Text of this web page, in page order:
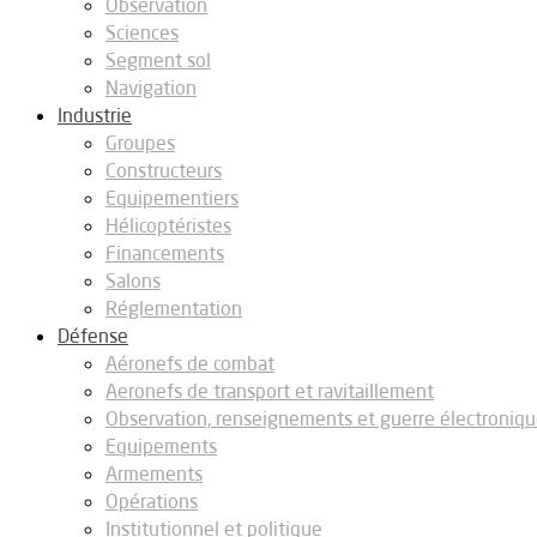
Observation
Sciences
Segment sol
Navigation
Industrie
Groupes
Constructeurs
Equipementiers
Hélicoptéristes
Financements
Salons
Réglementation
Défense
Aéronefs de combat
Aeronefs de transport et ravitaillement
Observation, renseignements et guerre
Equipements
Armements
Opérations
Institutionnel et politique